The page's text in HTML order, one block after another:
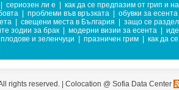
сериозен ли е
как да се предпазим от грип и
проблеми във връзката
обувки за есента
свещени места в България
защо се
зодии за брак
модерни визии за есента
и зеленчуци
празничен грим
как да
rights reserved. | Colocation @ Sofia Data Center